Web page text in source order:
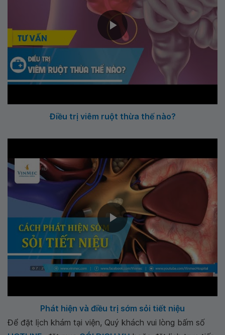
Điều trị viêm ruột thừa thế nào?
Phát hiện và điều trị sớm sỏi tiết niệu
Để đặt lịch khám tại viện, Quý khách vui lòng bấm số